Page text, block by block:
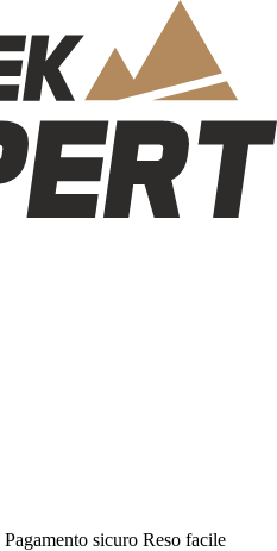
Pagamento sicuro Reso facile